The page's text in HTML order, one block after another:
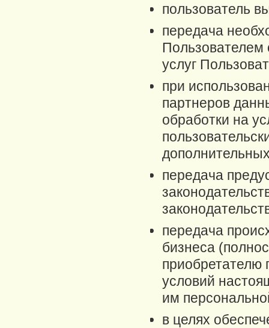
пользователь
передача
Пользователем
услуг
при
партнеров
обработки на
передача
передача
бизнеса
приобретателю
условий
им
в целях